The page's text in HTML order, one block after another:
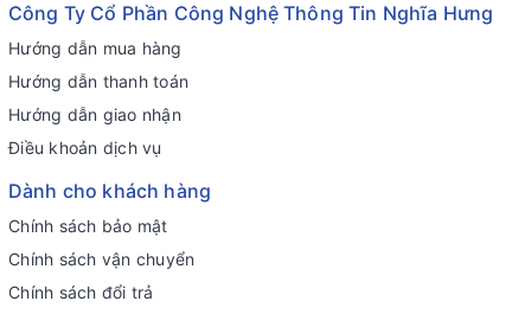
Công Ty Cổ Phần Công Nghệ Thông Tin Nghĩa Hưng
Hướng dẫn mua hàng
Hướng dẫn thanh toán
Hướng dẫn giao nhận
Điều khoản dịch vụ
Dành cho khách hàng
Chính sách bảo mật
Chính sách vận chuyển
Chính sách đổi trả